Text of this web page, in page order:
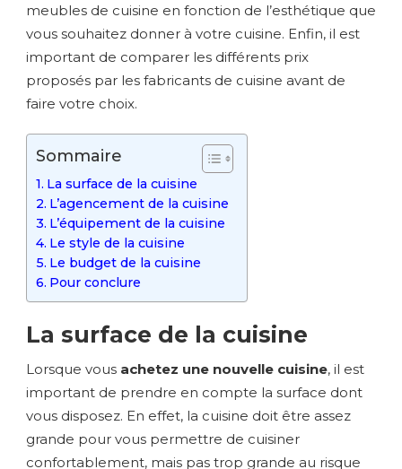
meubles de cuisine en fonction de l’esthétique que
vous souhaitez donner à votre cuisine. Enfin, il est
important de comparer les différents prix
proposés par les fabricants de cuisine avant de
faire votre choix.
Sommaire
La surface de la cuisine
L’agencement de la cuisine
L’équipement de la cuisine
Le style de la cuisine
Le budget de la cuisine
Pour conclure
La surface de la cuisine
Lorsque vous achetez une nouvelle cuisine, il est
important de prendre en compte la surface dont
vous disposez. En effet, la cuisine doit être assez
grande pour vous permettre de cuisiner
confortablement, mais pas trop grande au risque